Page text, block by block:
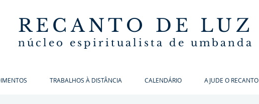
RECANTO DE LUZ
núcleo espiritualista de umbanda
TRABALHOS À DISTÂNCIA CALENDÁRIO AJUDE O RECANTO